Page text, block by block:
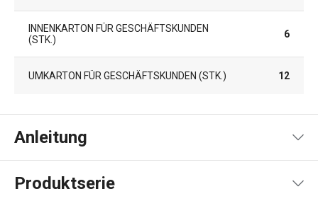
INNENKARTON FÜR GESCHÄFTSKUNDEN
(STK.)
6
UMKARTON FÜR GESCHÄFTSKUNDEN (STK.) 12
Anleitung
Artikel Rezept
Produktserie